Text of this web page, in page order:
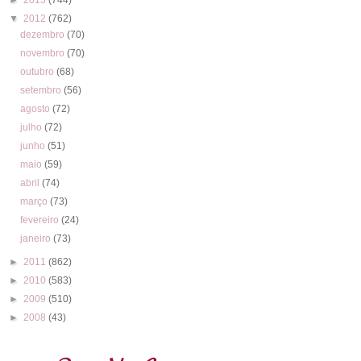
▼ 2012 (762)
dezembro(70)
novembro(70)
outubro(68)
setembro(56)
agosto(72)
julho(72)
junho(51)
maio(59)
abril(74)
março(73)
fevereiro(24)
janeiro(73)
► 2011 (862)
► 2010 (583)
► 2009 (510)
► 2008 (43)